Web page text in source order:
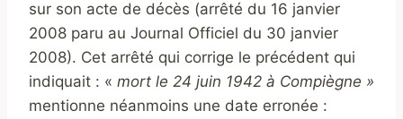
sur son acte de décès (arrêté du 16 janvier
2008 paru au Journal Officiel du 30 janvier
2008). Cet arrêté qui corrige le précédent qui
indiquait : « mort le 24 juin 1942 à Compiègne »
mentionne néanmoins une date erronée :